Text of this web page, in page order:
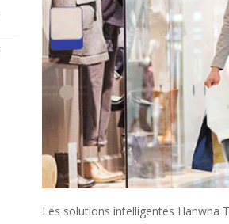
Les solutions intelligentes Hanwha